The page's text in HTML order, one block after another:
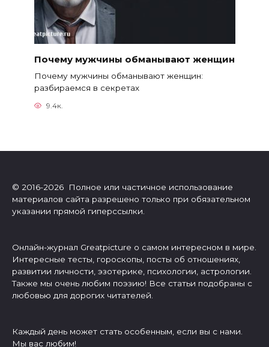
Почему мужчины обманывают женщин
Почему мужчины обманывают женщин:
разбираемся в секретах
9.4к.
© 2016-2026 Полное или частичное использование
материалов сайта разрешено только при обязательном
указании прямой гиперссылки.
Онлайн-журнал Greatpicture о самом интересном в мире.
Интересные тесты, гороскопы, посты об отношениях,
развитии личности, эзотерике, психологии, астрологии.
Также мы очень любим поэзию! Все статьи подобраны с
любовью для дорогих читателей.
Каждый день может стать особенным, если вы с нами.
Мы вас любим!